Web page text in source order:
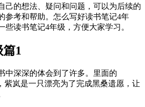
己的想法、疑问和问题，可以为后续的
参考和帮助。怎么写好读书笔记4年
些读书笔记4年级，方便大家学习。
1
中深深的体会到了许多。里面的
紫岚是一只漂亮为了完成黑桑遗愿，让